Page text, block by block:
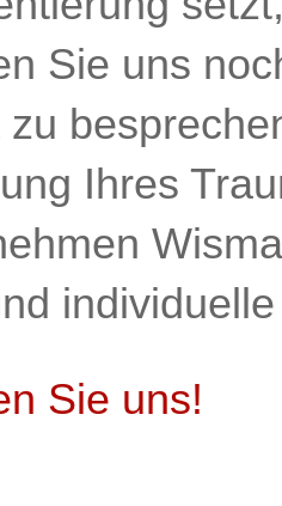
Sie uns
zu
Ihres
Sie uns!